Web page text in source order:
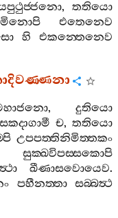
,තතියො
එතෙනෙව
හි
එකන‍්තෙනෙව
,දුතියො
සකදාගාමී ච,තතියො
උපපත‍්තිනිමිත‍්තකං
සුක‍්ඛවිපස‍්සකොපි
ඛීණාසවොයෙව.
පහීනත‍්තා
සබ‍්බත්‍ථ